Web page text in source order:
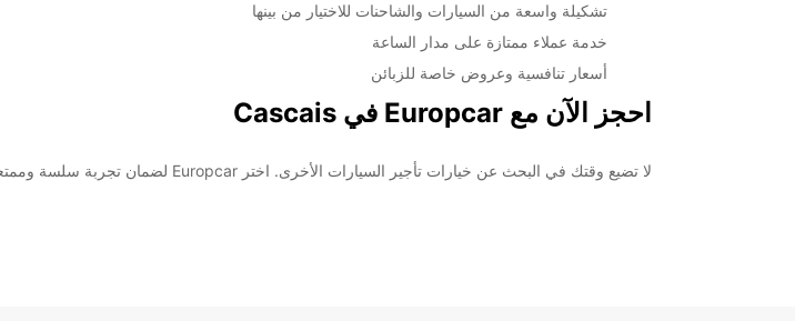
تشكيلة واسعة من السيارات والشاحنات للاختيار من بينها
خدمة عملاء ممتازة على مدار الساعة
أسعار تنافسية وعروض خاصة للزبائن
احجز الآن مع Europcar في Cascais
لا تضيع وقتك في البحث عن خيارات تأجير السيارات الأخرى. اختر Europcar لضمان تجربة سلسة وممتعة أثناء إقامتك في Cascais. احجز الآن وتمتع بفترة إيجار مريحة بدءًا من لحظة وصولك.